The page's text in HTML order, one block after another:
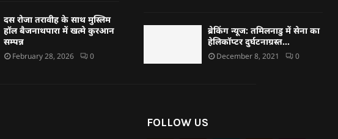
दस रोजा तरावीह के साथ मुस्लिम
हॉल बैजनाथपारा में खत्मे कुरआन
सम्पन्न
February 28, 2026 0
ब्रेकिंग न्यूज: तमिलनाडु में सेना का
हेलिकॉप्टर दुर्घटनाग्रस्त…
December 8, 2021 0
FOLLOW US